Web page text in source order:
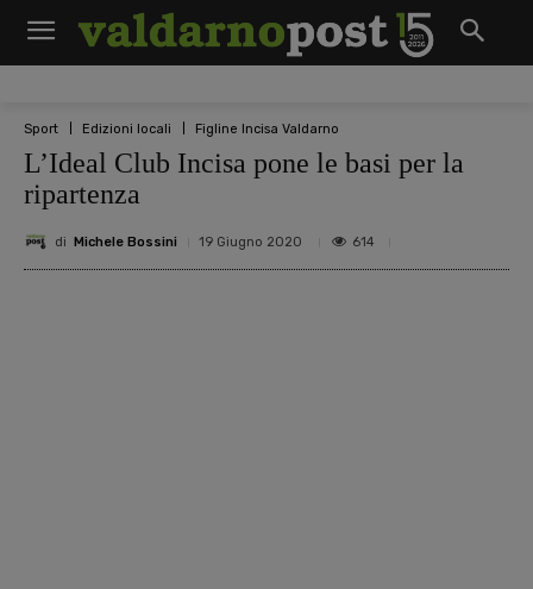
Sport Edizioni locali Figline Incisa Valdarno
L’Ideal Club Incisa pone le basi per la
ripartenza
di Michele Bossini 19 Giugno 2020 614